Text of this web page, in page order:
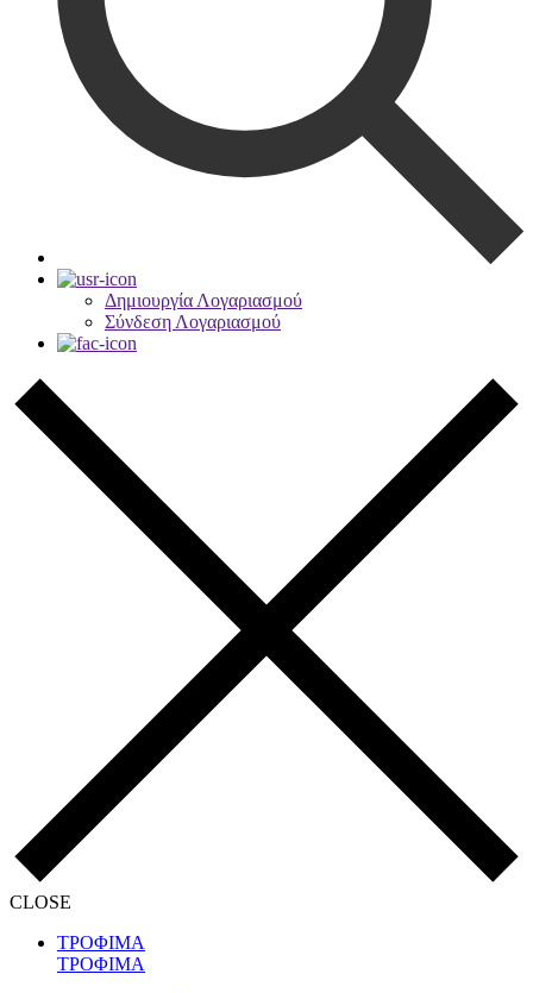
Δημιουργία Λογαριασμού
Σύνδεση Λογαριασμού
CLOSE
ΤΡΟΦΙΜΑ
ΤΡΟΦΙΜΑ